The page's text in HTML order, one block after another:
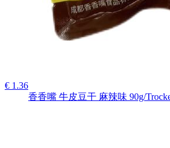
€ 1.36
香香嘴 牛皮豆干 麻辣味 90g/